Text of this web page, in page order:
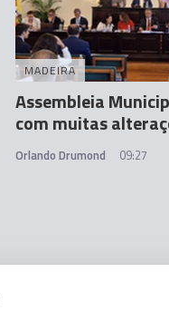
MADEIRA
Assembleia
com muitas
Orlando Drumond 09:27